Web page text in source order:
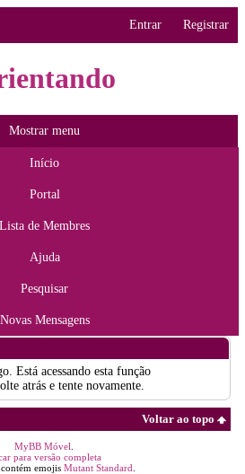
Entrar Registrar
Mostrar menu
Início
Portal
Lista de Membres
Ajuda
Pesquisar
Novas Mensagens
Está acessando esta função
atrás e tente novamente.
Voltar ao topo
MyBB Móvel
para versão completa
emojis Mutant Standard